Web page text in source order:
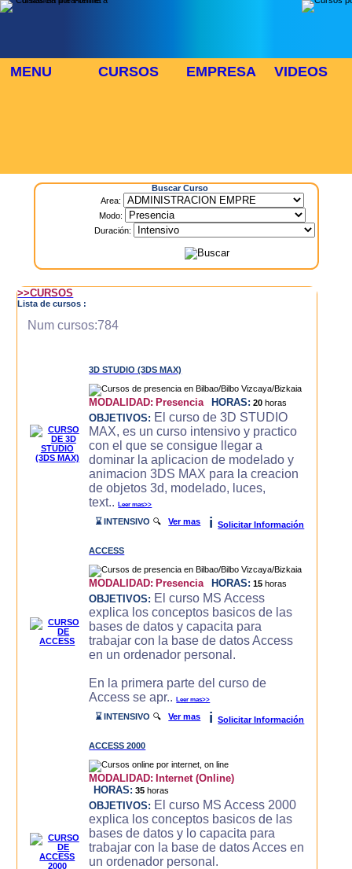
MENU CURSOS EMPRESA VIDEOS
Buscar Curso
Area:
Modo:
Duración:
>>CURSOS
Lista de cursos :
Num cursos:784
3D STUDIO (3DS MAX)
MODALIDAD: Presencia HORAS: 20 horas
OBJETIVOS: El curso de 3D STUDIO
MAX, es un curso intensivo y practico
con el que se consigue llegar a
dominar la aplicacion de modelado y
animacion 3DS MAX para la creacion
de objetos 3d, modelado, luces,
text..Leer mas>>
⌛ INTENSIVO 🔍Ver mas i Solicitar Información
ACCESS
MODALIDAD: Presencia HORAS: 15 horas
OBJETIVOS: El curso MS Access
explica los conceptos basicos de las
bases de datos y capacita para
trabajar con la base de datos Access
en un ordenador personal.
En la primera parte del curso de
Access se apr..Leer mas>>
⌛ INTENSIVO 🔍Ver mas i Solicitar Información
ACCESS 2000
MODALIDAD: Internet (Online)
HORAS: 35 horas
OBJETIVOS: El curso MS Access 2000
explica los conceptos basicos de las
bases de datos y lo capacita para
trabajar con la base de datos Acces en
un ordenador personal.